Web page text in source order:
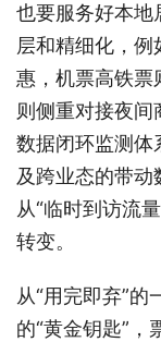
也要服务好本地
层和精细化，
惠，机票高铁票
则侧重对接夜
数据闭环监测体
及跨业态的带
从“临时到访流
转变。
从“用完即弃”的
的“黄金钥匙”，